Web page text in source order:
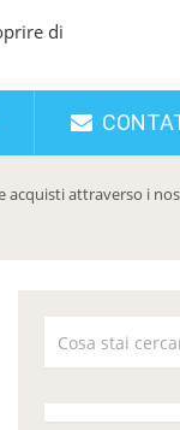
acquisti attraverso i
di